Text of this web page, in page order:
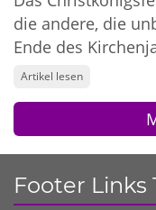
die andere, die
Ende des
Artikel lesen
Footer Links